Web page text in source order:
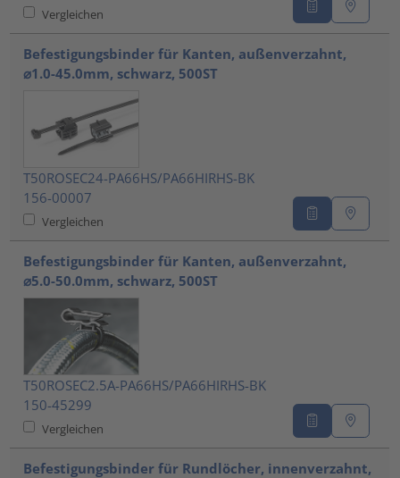
Vergleichen
Befestigungsbinder für Kanten, außenverzahnt,
⌀1.0-45.0mm, schwarz, 500ST
T50ROSEC24-PA66HS/PA66HIRHS-BK
156-00007
Vergleichen
Befestigungsbinder für Kanten, außenverzahnt,
⌀5.0-50.0mm, schwarz, 500ST
T50ROSEC2.5A-PA66HS/PA66HIRHS-BK
150-45299
Vergleichen
Befestigungsbinder für Rundlöcher, innenverzahnt,